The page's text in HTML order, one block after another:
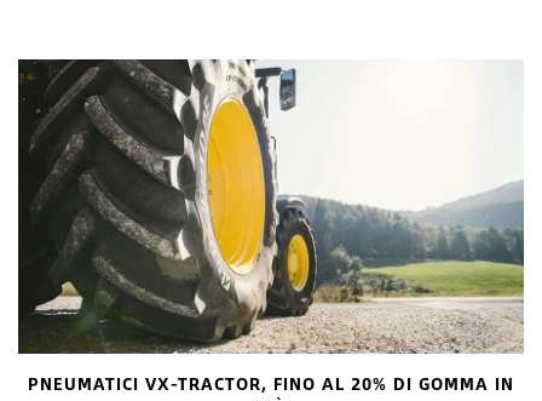
PNEUMATICI VX-TRACTOR, FINO AL 20% DI GOMMA IN